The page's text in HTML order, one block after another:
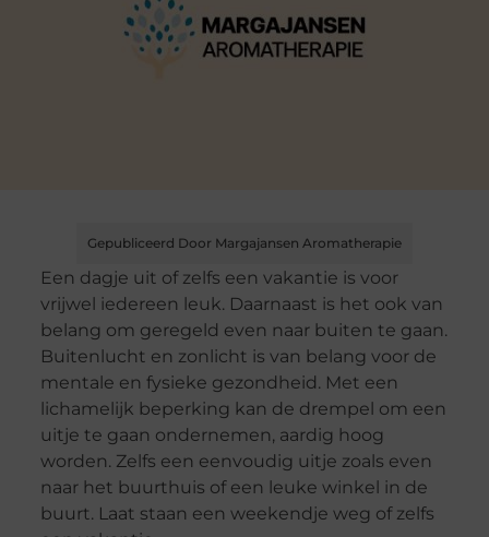
Gepubliceerd Door Margajansen Aromatherapie
Een dagje uit of zelfs een vakantie is voor
vrijwel iedereen leuk. Daarnaast is het ook van
belang om geregeld even naar buiten te gaan.
Buitenlucht en zonlicht is van belang voor de
mentale en fysieke gezondheid. Met een
lichamelijk beperking kan de drempel om een
uitje te gaan ondernemen, aardig hoog
worden. Zelfs een eenvoudig uitje zoals even
naar het buurthuis of een leuke winkel in de
buurt. Laat staan een weekendje weg of zelfs